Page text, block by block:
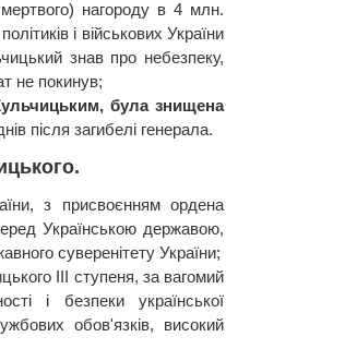
нагороду в 4 млн.
і військових України
знав про небезпеку,
не покинув;
була знищена
після загибелі генерала.
з присвоєнням ордена
Українською державою,
суверенітету України;
III ступеня, за вагомий
і безпеки української
обов'язків, високий